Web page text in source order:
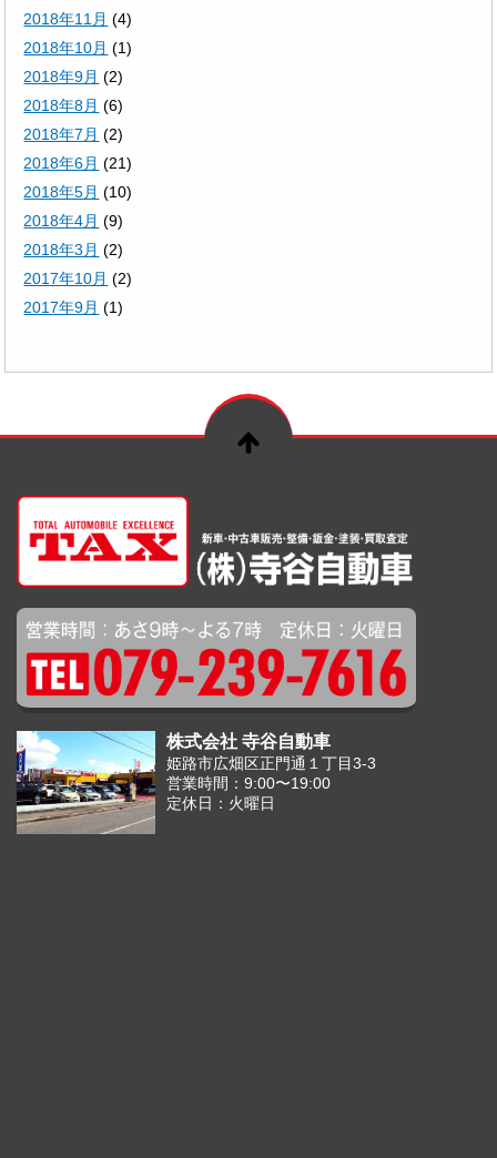
2018年11月 (4)
2018年10月 (1)
2018年9月 (2)
2018年8月 (6)
2018年7月 (2)
2018年6月 (21)
2018年5月 (10)
2018年4月 (9)
2018年3月 (2)
2017年10月 (2)
2017年9月 (1)
株式会社 寺谷自動車
姫路市広畑区正門通１丁目3-3
営業時間：9:00〜19:00
定休日：火曜日